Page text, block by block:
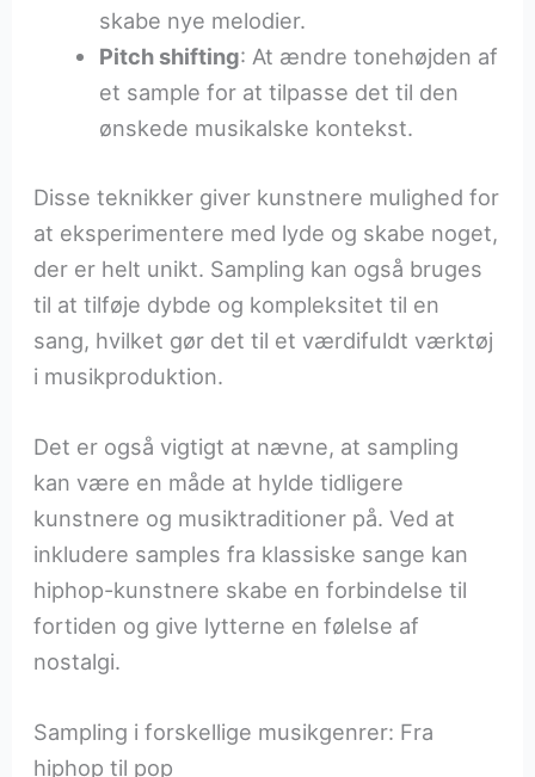
skabe nye melodier.
Pitch shifting: At ændre tonehøjden af
et sample for at tilpasse det til den
ønskede musikalske kontekst.
Disse teknikker giver kunstnere mulighed for
at eksperimentere med lyde og skabe noget,
der er helt unikt. Sampling kan også bruges
til at tilføje dybde og kompleksitet til en
sang, hvilket gør det til et værdifuldt værktøj
i musikproduktion.
Det er også vigtigt at nævne, at sampling
kan være en måde at hylde tidligere
kunstnere og musiktraditioner på. Ved at
inkludere samples fra klassiske sange kan
hiphop-kunstnere skabe en forbindelse til
fortiden og give lytterne en følelse af
nostalgi.
Sampling i forskellige musikgenrer: Fra
hiphop til pop